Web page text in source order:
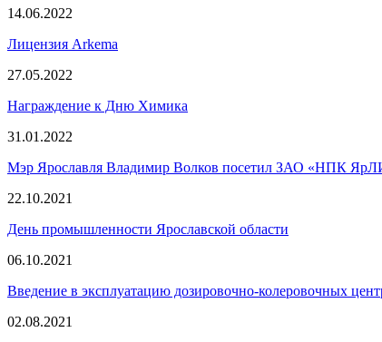
14.06.2022
Лицензия Arkema
27.05.2022
Награждение к Дню Химика
31.01.2022
Мэр Ярославля Владимир Волков посетил ЗАО «НПК
22.10.2021
День промышленности Ярославской области
06.10.2021
Введение в эксплуатацию дозировочно-колеровочных
02.08.2021